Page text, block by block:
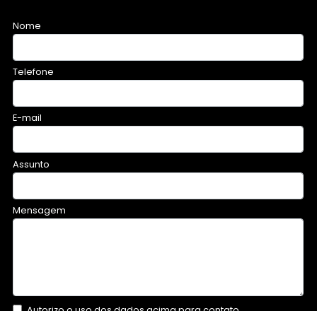
Nome
Telefone
E-mail
Assunto
Mensagem